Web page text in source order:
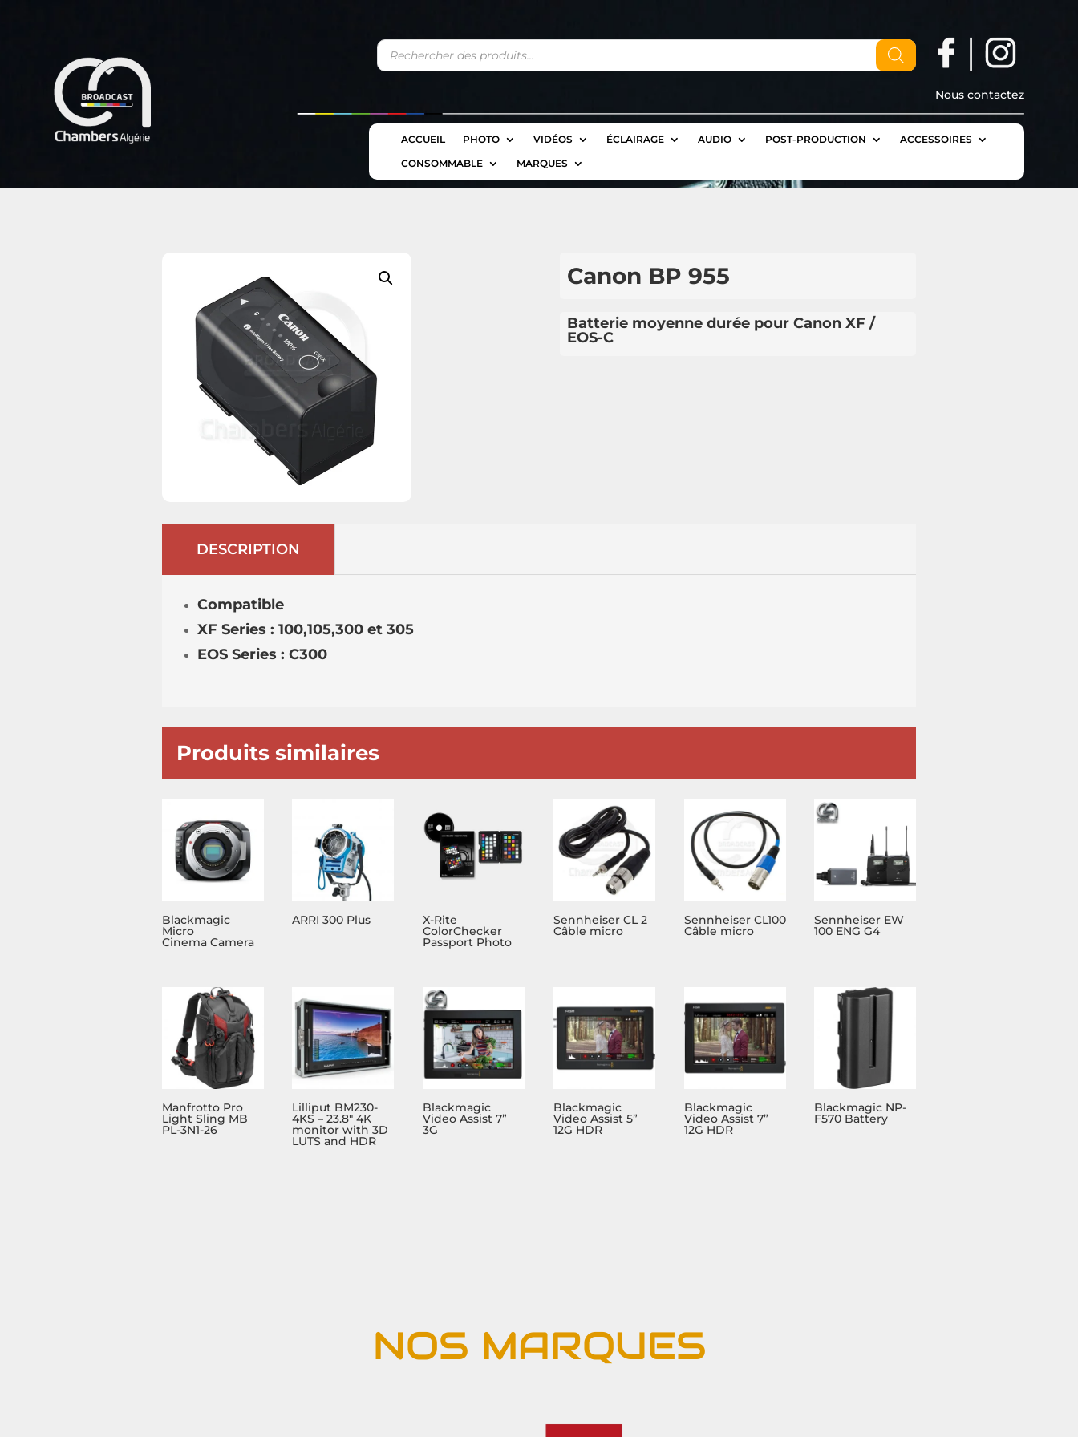
Recherche
de
produits
Nous contactez
ACCUEIL PHOTO VIDÉOS ÉCLAIRAGE AUDIO POST-PRODUCTION
ACCESSOIRES
CONSOMMABLE
MARQUES
Canon BP 955
Batterie moyenne durée pour Canon XF /
EOS-C
DESCRIPTION
Compatible
XF Series : 100,105,300 et 305
EOS Series : C300
Produits similaires
Blackmagic
Micro
Cinema Camera
ARRI 300 Plus X-Rite
ColorChecker
Passport Photo
Sennheiser CL 2
Câble micro
Sennheiser CL100
Câble micro
Sennheiser EW
100 ENG G4
Manfrotto Pro
Light Sling MB
PL-3N1-26
Lilliput BM230-
4KS – 23.8″ 4K
monitor with 3D
LUTS and HDR
Blackmagic
Video Assist 7”
3G
Blackmagic
Video Assist 5”
12G HDR
Blackmagic
Video Assist 7”
12G HDR
Blackmagic NP-
F570 Battery
NOS MARQUES